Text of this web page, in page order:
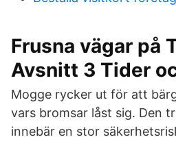
Frusna vägar på
Avsnitt 3 Tider
Mogge rycker ut för att
vars bromsar låst sig. Den
innebär en stor